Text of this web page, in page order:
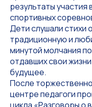
результаты
спортивных
Дети слушали стихи
традиционную и
минутой молчания
отдавших свои
будущее.
После
центре педагоги